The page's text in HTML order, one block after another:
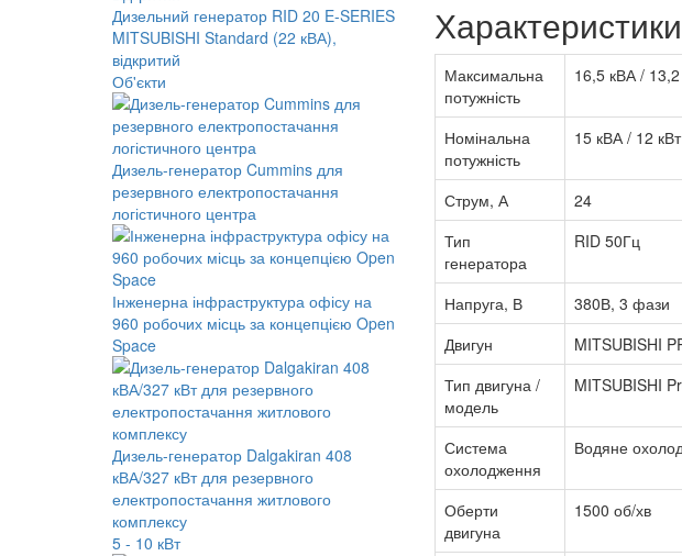
Дизельний генератор RID 20 E-SERIES
MITSUBISHI Standard (22 кВА),
відкритий
Об'єкти
Дизель-генератор Cummins для
резервного електропостачання
логістичного центра
Інженерна інфраструктура офісу на
960 робочих місць за концепцією Open
Space
Дизель-генератор Dalgakiran 408
кВА/327 кВт для резервного
електропостачання житлового
комплексу
5 - 10 кВт
Максимальна
потужність
16,5 кВА / 13,2
Номінальна
потужність
15 кВА / 12 кВт
Струм, А
24
Тип
генератора
RID 50Гц
Напруга, В
380В, 3 фази
Двигун
MITSUBISHI
Тип двигуна /
модель
MITSUBISHI
Система
охолодження
Водяне
Оберти
двигуна
1500 об/хв